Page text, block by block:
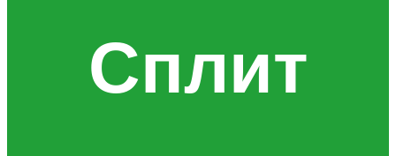
Сплит